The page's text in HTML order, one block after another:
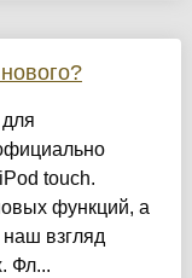
touch.
функций, а
взгляд
Фл...